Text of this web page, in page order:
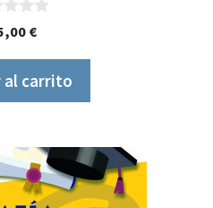
€
al carrito